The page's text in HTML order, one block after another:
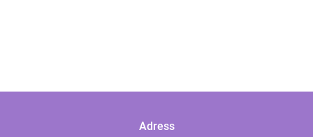
Adress